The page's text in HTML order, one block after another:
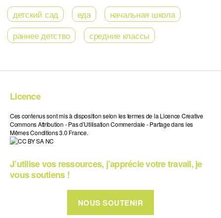
детский сад еда
начальная школа
раннее детство
средние классы
Licence
Ces contenus sont mis à disposition selon les termes de la Licence Creative
Commons Attribution - Pas d’Utilisation Commerciale - Partage dans les
Mêmes Conditions 3.0 France.
J’utilise vos ressources, j’apprécie votre travail, je
vous soutiens !
NOUS SOUTENIR